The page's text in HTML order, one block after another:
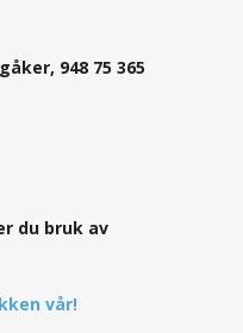
948 75 365
du bruk av
vår!